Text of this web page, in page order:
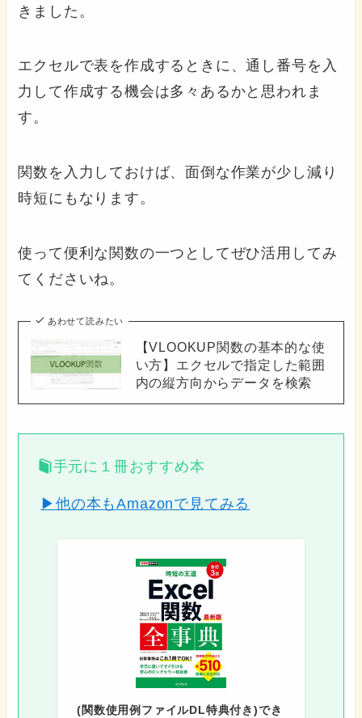
きました。
エクセルで表を作成するときに、通し番号を入
力して作成する機会は多々あるかと思われま
す。
関数を入力しておけば、面倒な作業が少し減り
時短にもなります。
使って便利な関数の一つとしてぜひ活用してみ
てくださいね。
あわせて読みたい
【VLOOKUP関数の基本的な使
い方】エクセルで指定した範囲
内の縦方向からデータを検索
手元に１冊おすすめ本
▶他の本もAmazonで見てみる
(関数使用例ファイルDL特典付き)でき